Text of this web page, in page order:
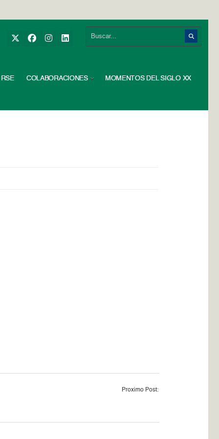
RSE COLABORACIONES MOMENTOS DEL SIGLO XX
Proximo Post: